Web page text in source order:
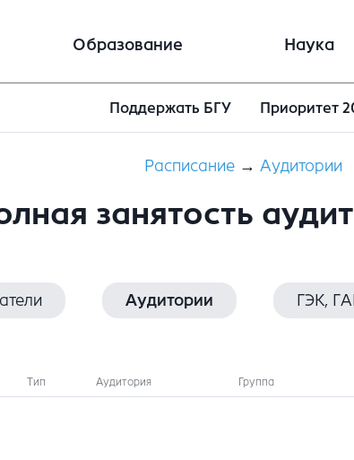
Образование Наука
Поддержать БГУ Приоритет
Расписание→ Аудитории
занятость
Аудитории ГЭК,
Тип Аудитория Группа